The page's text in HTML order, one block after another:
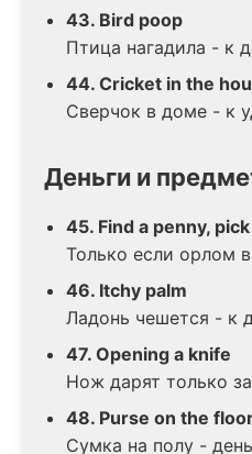
43. Bird poop
Птица нагадила - к
44. Cricket in the
Сверчок в доме - к
Деньги и
45. Find a penny,
Только если орлом
46. Itchy palm
Ладонь чешется - к
47. Opening a knife
Нож дарят только
48. Purse on the
Сумка на полу -